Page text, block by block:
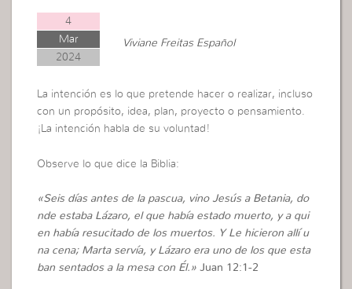
4
Mar
2024
Viviane Freitas Español
La intención es lo que pretende hacer o realizar, incluso
con un propósito, idea, plan, proyecto o pensamiento.
¡La intención habla de su voluntad!
Observe lo que dice la Biblia:
«Seis días antes de la pascua, vino Jesús a Betania, do
nde estaba Lázaro, el que había estado muerto, y a qui
en había resucitado de los muertos. Y Le hicieron allí u
na cena; Marta servía, y Lázaro era uno de los que esta
ban sentados a la mesa con Él.» Juan 12:1-2